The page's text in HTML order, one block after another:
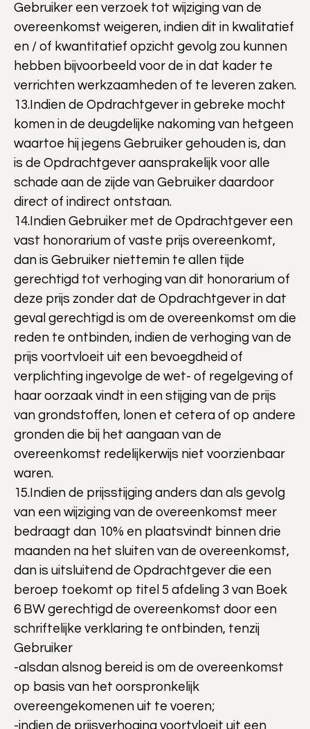
Gebruiker een verzoek tot wijziging van de
overeenkomst weigeren, indien dit in kwalitatief
en / of kwantitatief opzicht gevolg zou kunnen
hebben bijvoorbeeld voor de in dat kader te
verrichten werkzaamheden of te leveren zaken.
13.Indien de Opdrachtgever in gebreke mocht
komen in de deugdelijke nakoming van hetgeen
waartoe hij jegens Gebruiker gehouden is, dan
is de Opdrachtgever aansprakelijk voor alle
schade aan de zijde van Gebruiker daardoor
direct of indirect ontstaan.
14.Indien Gebruiker met de Opdrachtgever een
vast honorarium of vaste prijs overeenkomt,
dan is Gebruiker niettemin te allen tijde
gerechtigd tot verhoging van dit honorarium of
deze prijs zonder dat de Opdrachtgever in dat
geval gerechtigd is om de overeenkomst om die
reden te ontbinden, indien de verhoging van de
prijs voortvloeit uit een bevoegdheid of
verplichting ingevolge de wet- of regelgeving of
haar oorzaak vindt in een stijging van de prijs
van grondstoffen, lonen et cetera of op andere
gronden die bij het aangaan van de
overeenkomst redelijkerwijs niet voorzienbaar
waren.
15.Indien de prijsstijging anders dan als gevolg
van een wijziging van de overeenkomst meer
bedraagt dan 10% en plaatsvindt binnen drie
maanden na het sluiten van de overeenkomst,
dan is uitsluitend de Opdrachtgever die een
beroep toekomt op titel 5 afdeling 3 van Boek
6 BW gerechtigd de overeenkomst door een
schriftelijke verklaring te ontbinden, tenzij
Gebruiker
-alsdan alsnog bereid is om de overeenkomst
op basis van het oorspronkelijk
overeengekomenen uit te voeren;
-indien de prijsverhoging voortvloeit uit een